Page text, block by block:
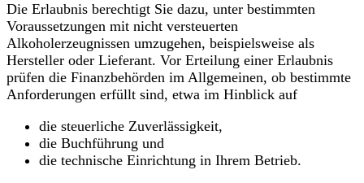
Die Erlaubnis berechtigt Sie dazu, unter bestimmten
Voraussetzungen mit nicht versteuerten
Alkoholerzeugnissen umzugehen, beispielsweise als
Hersteller oder Lieferant. Vor Erteilung einer Erlaubnis
prüfen die Finanzbehörden im Allgemeinen, ob bestimmte
Anforderungen erfüllt sind, etwa im Hinblick auf
die steuerliche Zuverlässigkeit,
die Buchführung und
die technische Einrichtung in Ihrem Betrieb.